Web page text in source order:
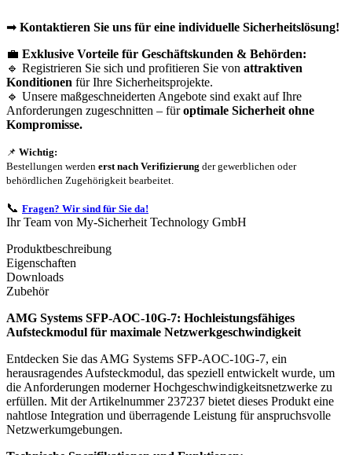
➡ Kontaktieren Sie uns für eine individuelle Sicherheitslösung!
💼 Exklusive Vorteile für Geschäftskunden & Behörden:
🔹 Registrieren Sie sich und profitieren Sie von attraktiven
Konditionen für Ihre Sicherheitsprojekte.
🔹 Unsere maßgeschneiderten Angebote sind exakt auf Ihre
Anforderungen zugeschnitten – füroptimale Sicherheit ohne
Kompromisse.
📌 Wichtig:
Bestellungen werden erst nach Verifizierung der gewerblichen oder
behördlichen Zugehörigkeit bearbeitet.
📞 Fragen? Wir sind für Sie da!
Ihr Team von My-Sicherheit Technology GmbH
Produktbeschreibung
Eigenschaften
Downloads
Zubehör
AMG Systems SFP-AOC-10G-7: Hochleistungsfähiges
Aufsteckmodul für maximale Netzwerkgeschwindigkeit
Entdecken Sie das AMG Systems SFP-AOC-10G-7, ein
herausragendes Aufsteckmodul, das speziell entwickelt wurde, um
die Anforderungen moderner Hochgeschwindigkeitsnetzwerke zu
erfüllen. Mit der Artikelnummer 237237 bietet dieses Produkt eine
nahtlose Integration und überragende Leistung für anspruchsvolle
Netzwerkumgebungen.